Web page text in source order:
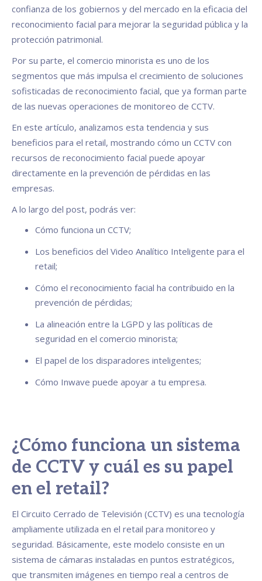
confianza de los gobiernos y del mercado en la eficacia del
reconocimiento facial para mejorar la seguridad pública y la
protección patrimonial.
Por su parte, el comercio minorista es uno de los
segmentos que más impulsa el crecimiento de soluciones
sofisticadas de reconocimiento facial, que ya forman parte
de las nuevas operaciones de monitoreo de CCTV.
En este artículo, analizamos esta tendencia y sus
beneficios para el retail, mostrando cómo un CCTV con
recursos de reconocimiento facial puede apoyar
directamente en la prevención de pérdidas en las
empresas.
A lo largo del post, podrás ver:
Cómo funciona un CCTV;
Los beneficios del Video Analítico Inteligente para el
retail;
Cómo el reconocimiento facial ha contribuido en la
prevención de pérdidas;
La alineación entre la LGPD y las políticas de
seguridad en el comercio minorista;
El papel de los disparadores inteligentes;
Cómo Inwave puede apoyar a tu empresa.
¿Cómo funciona un sistema
de CCTV y cuál es su papel
en el retail?
El Circuito Cerrado de Televisión (CCTV) es una tecnología
ampliamente utilizada en el retail para monitoreo y
seguridad. Básicamente, este modelo consiste en un
sistema de cámaras instaladas en puntos estratégicos,
que transmiten imágenes en tiempo real a centros de